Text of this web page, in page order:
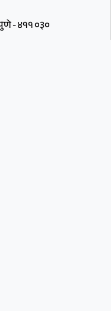
पुणे - ४११ ०३०